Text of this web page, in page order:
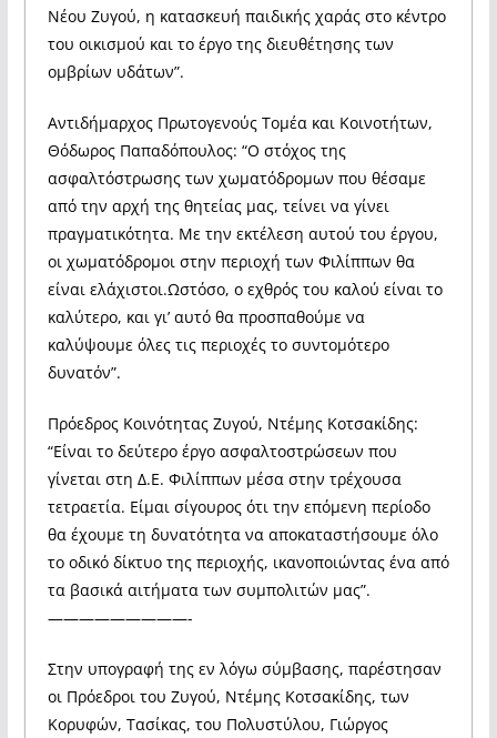
Νέου Ζυγού, η κατασκευή παιδικής χαράς στο κέντρο
του οικισμού και το έργο της διευθέτησης των
ομβρίων υδάτων”.
Αντιδήμαρχος Πρωτογενούς Τομέα και Κοινοτήτων,
Θόδωρος Παπαδόπουλος: “Ο στόχος της
ασφαλτόστρωσης των χωματόδρομων που θέσαμε
από την αρχή της θητείας μας, τείνει να γίνει
πραγματικότητα. Με την εκτέλεση αυτού του έργου,
οι χωματόδρομοι στην περιοχή των Φιλίππων θα
είναι ελάχιστοι.Ωστόσο, ο εχθρός του καλού είναι το
καλύτερο, και γι’ αυτό θα προσπαθούμε να
καλύψουμε όλες τις περιοχές το συντομότερο
δυνατόν”.
Πρόεδρος Κοινότητας Ζυγού, Ντέμης Κοτσακίδης:
“Είναι το δεύτερο έργο ασφαλτοστρώσεων που
γίνεται στη Δ.Ε. Φιλίππων μέσα στην τρέχουσα
τετραετία. Είμαι σίγουρος ότι την επόμενη περίοδο
θα έχουμε τη δυνατότητα να αποκαταστήσουμε όλο
το οδικό δίκτυο της περιοχής, ικανοποιώντας ένα από
τα βασικά αιτήματα των συμπολιτών μας”.
—————————-
Στην υπογραφή της εν λόγω σύμβασης, παρέστησαν
οι Πρόεδροι του Ζυγού, Ντέμης Κοτσακίδης, των
Κορυφών, Τασίκας, του Πολυστύλου, Γιώργος